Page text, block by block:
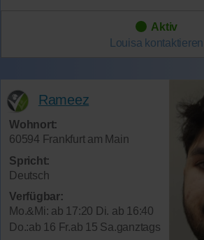
Aktiv
Louisa kontaktieren
Rameez
Wohnort:
60594 Frankfurt am Main
Spricht:
Deutsch
Verfügbar:
Mo.&Mi: ab 17:20 Di. ab 16:40
Do.:ab 16 Fr.ab 15 Sa.ganztags